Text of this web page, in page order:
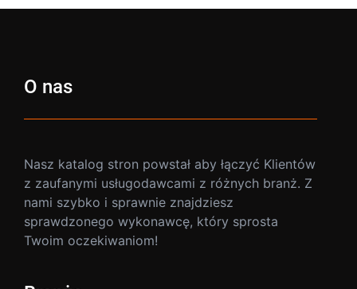
O nas
Nasz katalog stron powstał aby łączyć Klientów
z zaufanymi usługodawcami z różnych branż. Z
nami szybko i sprawnie znajdziesz
sprawdzonego wykonawcę, który sprosta
Twoim oczekiwaniom!